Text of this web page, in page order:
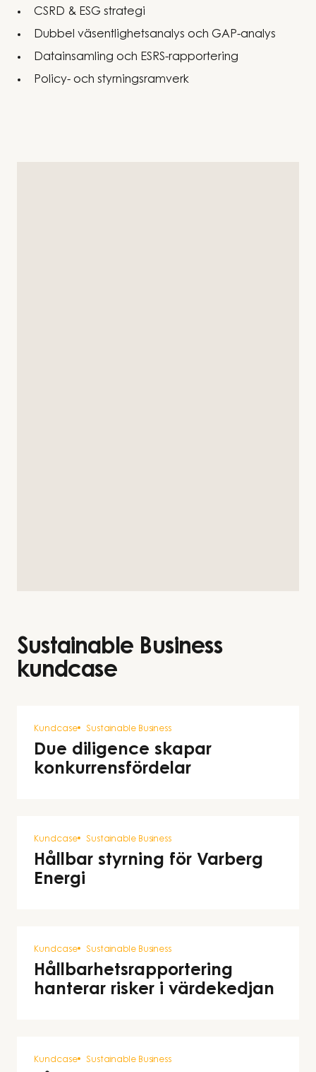
CSRD & ESG strategi
Dubbel väsentlighetsanalys och GAP-analys
Datainsamling och ESRS-rapportering
Policy- och styrningsramverk
Sustainable Business
kundcase
Kundcase Sustainable Business
Due diligence skapar
konkurrensfördelar
Kundcase Sustainable Business
Hållbar styrning för Varberg
Energi
Kundcase Sustainable Business
Hållbarhetsrapportering
hanterar risker i värdekedjan
Kundcase Sustainable Business